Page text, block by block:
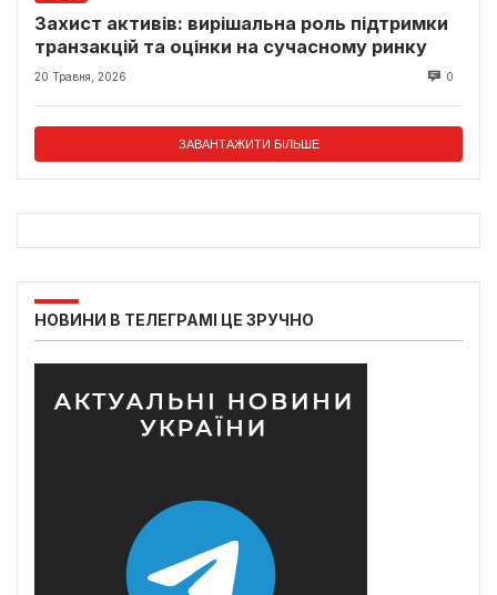
Захист активів: вирішальна роль підтримки
транзакцій та оцінки на сучасному ринку
20 Травня, 2026 0
ЗАВАНТАЖИТИ БІЛЬШЕ
НОВИНИ В ТЕЛЕГРАМІ ЦЕ ЗРУЧНО